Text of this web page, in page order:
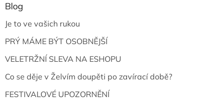
Blog
Je to ve vašich rukou
PRÝ MÁME BÝT OSOBNĚJŠÍ
VELETRŽNÍ SLEVA NA ESHOPU
Co se děje v Želvím doupěti po zavírací době?
FESTIVALOVÉ UPOZORNĚNÍ